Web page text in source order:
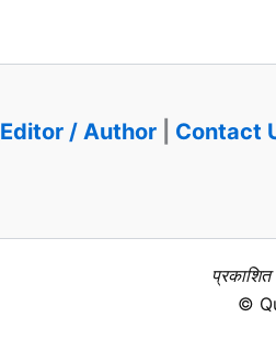
Editor / Author Contact
©